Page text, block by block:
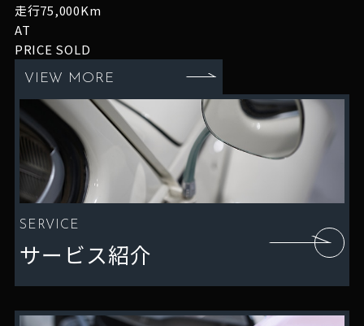
走行75,000Km
AT
PRICE SOLD
VIEW MORE
SERVICE
サービス紹介